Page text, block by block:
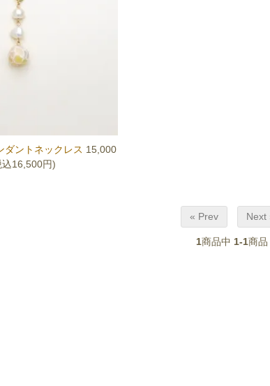
ダントネックレス 15,000
込16,500円)
« Prev Next
1商品中 1-1商品